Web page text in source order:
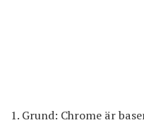
Grund: Chrome är